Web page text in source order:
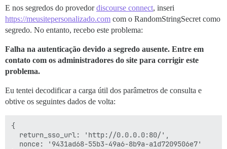
E nos segredos do provedordiscourse connect, inseri
https://meusitepersonalizado.com com o RandomStringSecret como
segredo. No entanto, recebo este problema:
Falha na autenticação devido a segredo ausente. Entre em
contato com os administradores do site para corrigir este
problema.
Eu tentei decodificar a carga útil dos parâmetros de consulta e
obtive os seguintes dados de volta:
{
  return_sso_url: 'http://0.0.0.0:80/',
  nonce: '9431ad68-55b3-49a6-8b9a-a1d7209506e7'